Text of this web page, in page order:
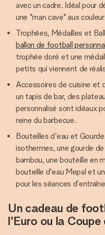
avec un cadre. Idéal pour
une "man cave" aux
Trophées, Médailles et
ballon de football
trophée doré et une
petits qui viennent de
Accessoires de cuisine et
un tapis de bar, des
personnalisé sont idéaux
reine du barbecue.
Bouteilles d'eau et
isothermes, une gourde
bambou, une bouteille en
bouteille d'eau Mepal et
pour les séances
Un cadeau de
l'Euro ou la Coupe